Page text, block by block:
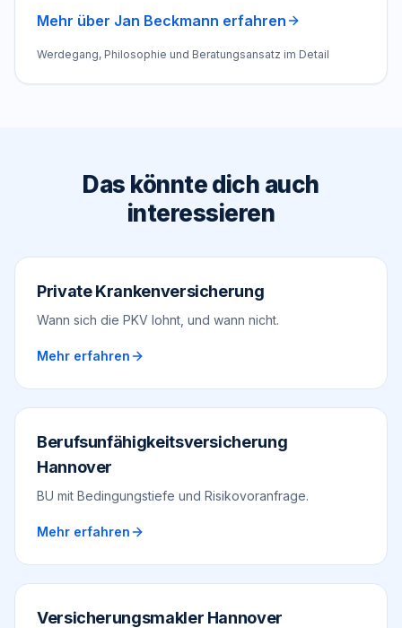
Mehr über Jan Beckmann erfahren
Werdegang, Philosophie und Beratungsansatz im Detail
Das könnte dich auch
interessieren
Private Krankenversicherung
Wann sich die PKV lohnt, und wann nicht.
Mehr erfahren
Berufsunfähigkeitsversicherung
Hannover
BU mit Bedingungstiefe und Risikovoranfrage.
Mehr erfahren
Versicherungsmakler Hannover